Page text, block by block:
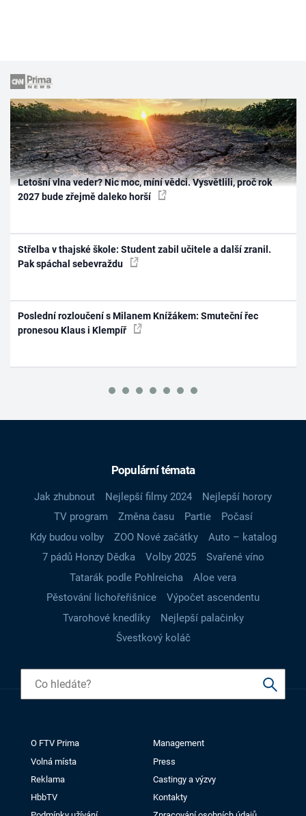
Letošní vlna veder? Nic moc, míní vědci. Vysvětlili, proč rok
2027 bude zřejmě daleko horší
Střelba v thajské škole: Student zabil učitele a další zranil.
Pak spáchal sebevraždu
Poslední rozloučení s Milanem Knížákem: Smuteční řec
pronesou Klaus i Klempíř
Populární témata
Jak zhubnout Nejlepší filmy 2024
Nejlepší horory
TV program
Změna času Partie
Počasí
Kdy budou volby
ZOO Nové začátky
Auto – katalog
7 pádů Honzy Dědka
Volby 2025
Svařené víno
Tatarák podle Pohlreicha
Aloe vera
Pěstování lichořeřišnice
Výpočet ascendentu
Tvarohové knedlíky
Nejlepší palačinky
Švestkový koláč
O FTV Prima
Management
Volná místa
Press
Reklama
Castingy a výzvy
HbbTV
Kontakty